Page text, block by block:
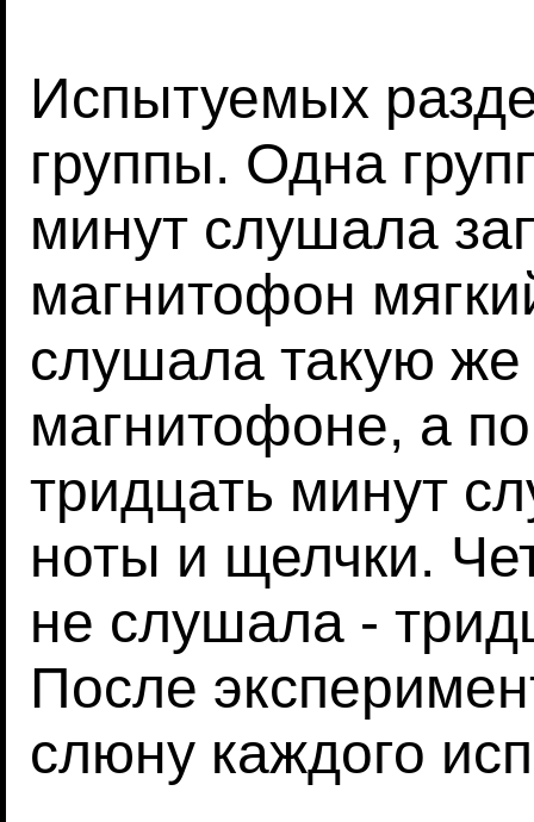
Испытуемых
группы. Одна
минут слушала
магнитофон
слушала такую
магнитофоне, а
тридцать минут
ноты и щелчки.
не слушала -
После
слюну каждого